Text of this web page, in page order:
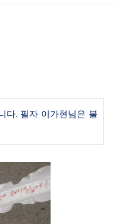
다. 필자 이가현님은 불